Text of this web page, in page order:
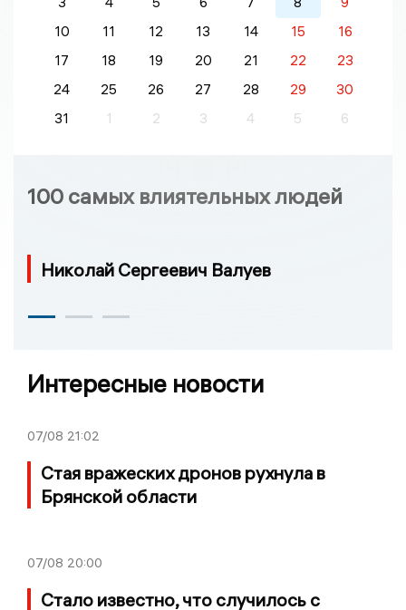
10
11 12 13 14 15
16
17
18 19 20 21 22
23
24
25 26 27 28 29
30
31
1 2 3 4 5 6
100 самых влиятельных людей
Николай Сергеевич Валуев
Интересные новости
07/08 21:02
Стая вражеских дронов рухнула в
Брянской области
07/08 20:00
Стало известно, что случилось с